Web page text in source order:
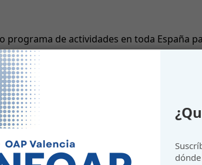
programa de actividades en toda
agotar presupuesto.